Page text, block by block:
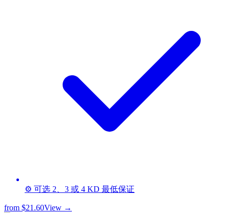
⚙️ 可选 2、3 或 4 KD 最低保证
from $21.60View →